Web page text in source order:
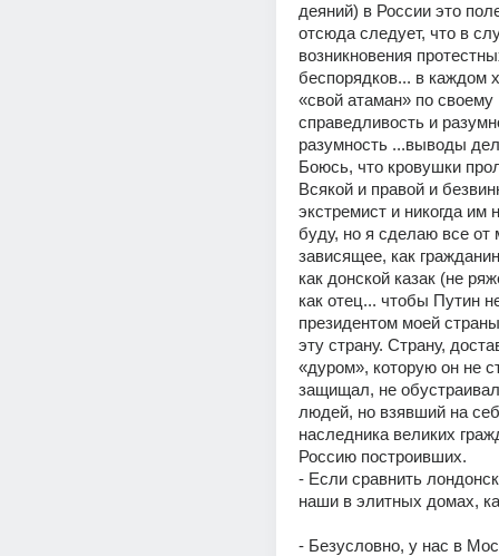
деяний) в России это
отсюда следует, что в
возникновения
беспорядков... в каждом
«свой атаман» по
справедливость и
разумность ...выводы
Боюсь, что кровушки
Всякой и правой и
экстремист и никогда им
буду, но я сделаю все от
зависящее, как
как донской казак (не
как отец... чтобы Путин
президентом моей
эту страну. Страну,
«дуром», которую он не
защищал, не
людей, но взявший на
наследника великих
Россию построивших.
- Если сравнить
наши в элитных домах,
- Безусловно, у нас в